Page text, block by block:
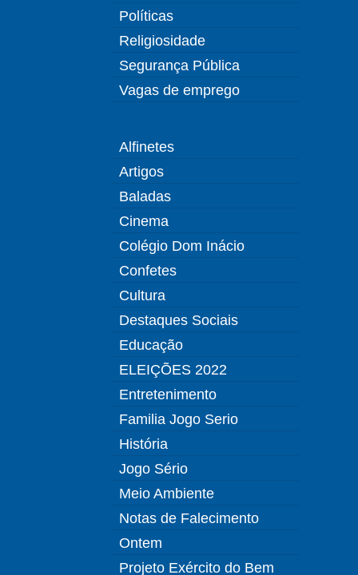
Políticas
Religiosidade
Segurança Pública
Vagas de emprego
Alfinetes
Artigos
Baladas
Cinema
Colégio Dom Inácio
Confetes
Cultura
Destaques Sociais
Educação
ELEIÇÕES 2022
Entretenimento
Familia Jogo Serio
História
Jogo Sério
Meio Ambiente
Notas de Falecimento
Ontem
Projeto Exército do Bem